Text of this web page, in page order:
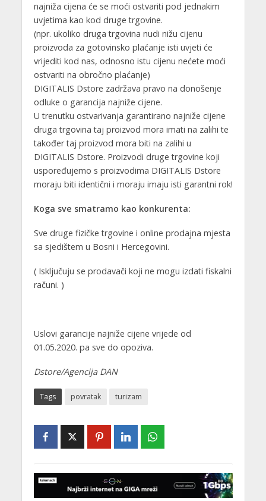
najniža cijena će se moći ostvariti pod jednakim
uvjetima kao kod druge trgovine.
(npr. ukoliko druga trgovina nudi nižu cijenu
proizvoda za gotovinsko plaćanje isti uvjeti će
vrijediti kod nas, odnosno istu cijenu nećete moći
ostvariti na obročno plaćanje)
DIGITALIS Dstore zadržava pravo na donošenje
odluke o garancija najniže cijene.
U trenutku ostvarivanja garantirano najniže cijene
druga trgovina taj proizvod mora imati na zalihi te
također taj proizvod mora biti na zalihi u
DIGITALIS Dstore. Proizvodi druge trgovine koji
uspoređujemo s proizvodima DIGITALIS Dstore
moraju biti identični i moraju imaju isti garantni rok!
Koga sve smatramo kao konkurenta:
Sve druge fizičke trgovine i online prodajna mjesta
sa sjedištem u Bosni i Hercegovini.
( Isključuju se prodavači koji ne mogu izdati fiskalni
računi. )
Uslovi garancije najniže cijene vrijede od
01.05.2020. pa sve do opoziva.
Dstore/Agencija DAN
Tags povratak turizam